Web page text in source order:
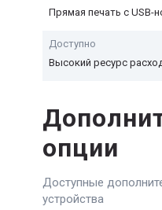
Прямая печать с USB-
Доступно
Высокий ресурс
опции
Доступные
устройства